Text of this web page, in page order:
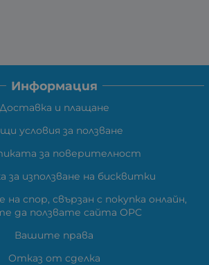
Информация
Доставка и плащане
условия за ползване
за поверителност
за използване на бисквитки
на спор, свързан с покупка онлайн,
да ползвате сайта ОРС
Вашите права
Отказ от сделка